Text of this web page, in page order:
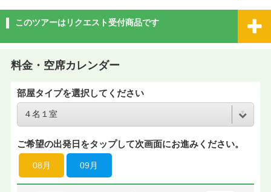
このツアーはリクエスト受付商品です
料金・空席カレンダー
部屋タイプを選択してください
ご希望の出発日をタップして次画面にお進みください。
08月 09月